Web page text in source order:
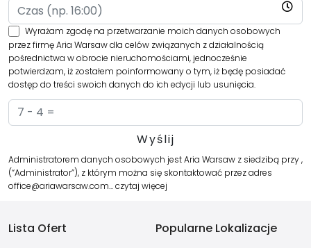
Wyrażam zgodę na przetwarzanie moich danych osobowych
przez firmę Aria Warsaw dla celów związanych z działalnością
pośrednictwa w obrocie nieruchomościami, jednocześnie
potwierdzam, iż zostałem poinformowany o tym, iż będę posiadać
dostęp do treści swoich danych do ich edycji lub usunięcia.
Administratorem danych osobowych jest Aria Warsaw z siedzibą przy ,
(“Administrator”), z którym można się skontaktować przez adres
office@ariawarsaw.com…czytaj więcej
Lista Ofert
Popularne Lokalizacje